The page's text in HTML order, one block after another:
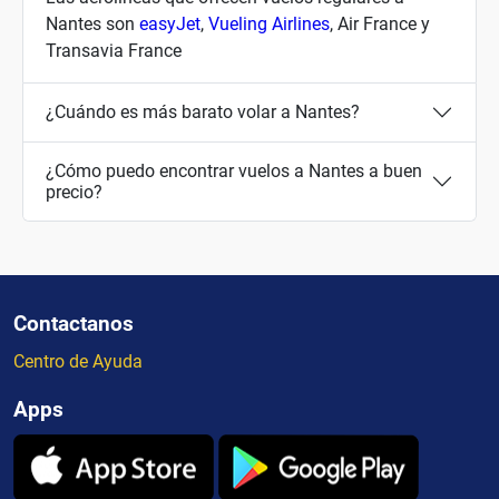
Nantes son easyJet, Vueling Airlines, Air France y
Transavia France
¿Cuándo es más barato volar a Nantes?
¿Cómo puedo encontrar vuelos a Nantes a buen
precio?
Contactanos
Centro de Ayuda
Apps